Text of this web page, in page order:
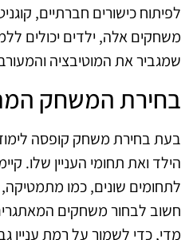
לפיתוח כישורים חברתיים,
משחקים אלה, ילדים יכולים
שמגביר את המוטיבציה
בחירת המשחק
בעת בחירת משחק קופסה
הילד ואת תחומי העניין שלו.
לתחומים שונים, כמו
חשוב לבחור משחקים
מדי, כדי לשמור על רמת